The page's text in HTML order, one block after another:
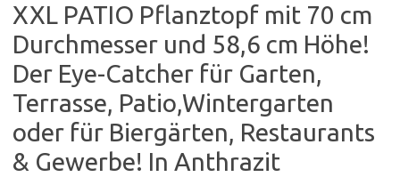
XXL PATIO Pflanztopf mit 70 cm
Durchmesser und 58,6 cm Höhe!
Der Eye-Catcher für Garten,
Terrasse, Patio,Wintergarten
oder für Biergärten, Restaurants
& Gewerbe! In Anthrazit